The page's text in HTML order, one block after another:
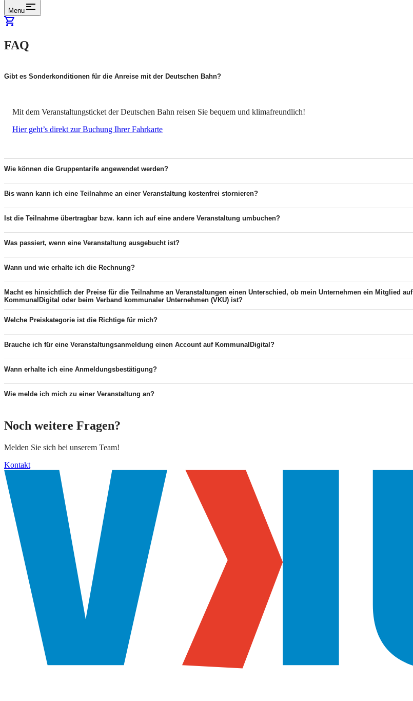
Menu
FAQ
Gibt es Sonderkonditionen für die Anreise mit der Deutschen Bahn?
Mit dem Veranstaltungsticket der Deutschen Bahn reisen Sie bequem und klimafreundlich!
Hier geht’s direkt zur Buchung Ihrer Fahrkarte
Wie können die Gruppentarife angewendet werden?
Bis wann kann ich eine Teilnahme an einer Veranstaltung kostenfrei stornieren?
Ist die Teilnahme übertragbar bzw. kann ich auf eine andere Veranstaltung umbuchen?
Was passiert, wenn eine Veranstaltung ausgebucht ist?
Wann und wie erhalte ich die Rechnung?
Macht es hinsichtlich der Preise für die Teilnahme an Veranstaltungen einen Unterschied, ob mein Unternehmen ein Mitglied auf
KommunalDigital oder beim Verband kommunaler Unternehmen (VKU) ist?
Welche Preiskategorie ist die Richtige für mich?
Brauche ich für eine Veranstaltungsanmeldung einen Account auf KommunalDigital?
Wann erhalte ich eine Anmeldungsbestätigung?
Wie melde ich mich zu einer Veranstaltung an?
Noch weitere Fragen?
Melden Sie sich bei unserem Team!
Kontakt